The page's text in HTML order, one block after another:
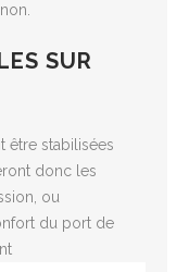
SUR
être stabilisées
donc les
ou
du port de